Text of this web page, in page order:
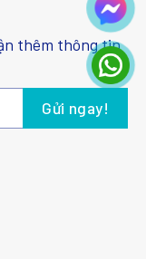
thêm thông tin